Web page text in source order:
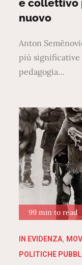
e collettivo
nuovo
Anton
più significative
pedagogia…
99 min to read
IN EVIDENZA
POLITICHE